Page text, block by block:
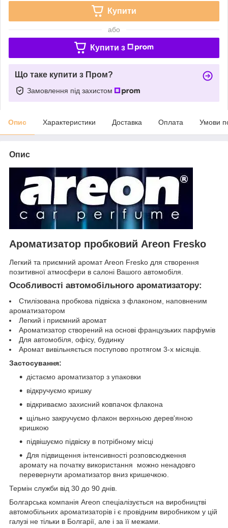
Купити
або
Купити з
Що таке купити з Пром?
Замовлення під захистом
Опис Характеристики Доставка Оплата Умови
Опис
Ароматизатор пробковий Areon Fresko
Легкий та приємний аромат Areon Fresko для створення
позитивної атмосфери в салоні Вашого автомобіля.
Особливості автомобільного ароматизатору:
Стилізована пробкова підвіска з флаконом, наповненим
ароматизатором
Легкий і приємний аромат
Ароматизатор створений на основі французьких парфумів
Для автомобіля, офісу, будинку
Аромат вивільняється поступово протягом 3-х місяців.
Застосування:
дістаємо ароматизатор з упаковки
відкручуємо кришку
відкриваємо захисний ковпачок флакона
щільно закручуємо флакон верхньою дерев'яною
кришкою
підвішуємо підвіску в потрібному місці
Для підвищення інтенсивності розповсюдження
аромату на початку використання можно ненадовго
перевернути ароматизатор вниз кришечкою.
Термін служби від 30 до 90 днів.
Болгарська компанія Areon спеціалізується на виробництві
автомобільних ароматизаторів і є провідним виробником у цій
галузі не тільки в Болгарії, але і за її межами.